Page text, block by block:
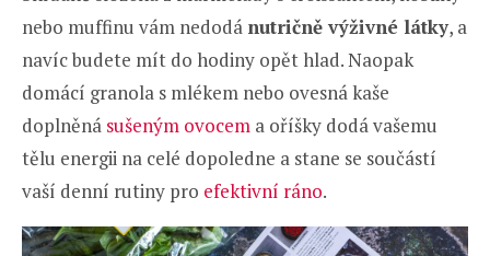
nebo muffinu vám nedodá nutričně výživné látky, a
navíc budete mít do hodiny opět hlad. Naopak
domácí granola s mlékem nebo ovesná kaše
doplněná sušeným ovocem a oříšky dodá vašemu
tělu energii na celé dopoledne a stane se součástí
vaší denní rutiny pro efektivní ráno.